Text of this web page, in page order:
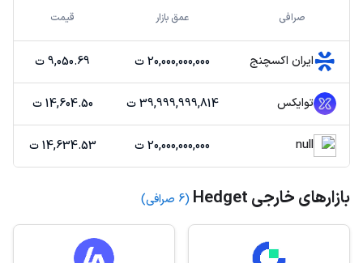
صرافی عمق بازار قیمت
ایران اکسچنج 20,000,000,000 ت 9,050.69 ت
توایکس 39,999,999,814 ت 14,604.50 ت
null 20,000,000,000 ت 14,634.53 ت
بازارهای خارجی Hedget (6 صرافی)